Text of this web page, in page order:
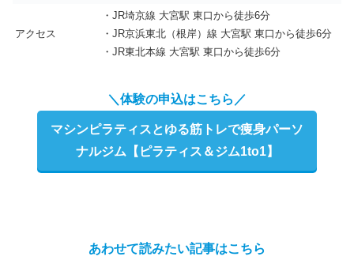
アクセス
・JR埼京線 大宮駅 東口から徒歩6分
・JR京浜東北（根岸）線 大宮駅 東口から徒歩6分
・JR東北本線 大宮駅 東口から徒歩6分
＼体験の申込はこちら／
マシンピラティスとゆる筋トレで痩身パーソ
ナルジム【ピラティス＆ジム1to1】
あわせて読みたい記事はこちら